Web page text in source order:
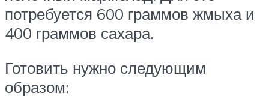
потребуется 600 граммов жмыха и
400 граммов сахара.
Готовить нужно следующим
образом: